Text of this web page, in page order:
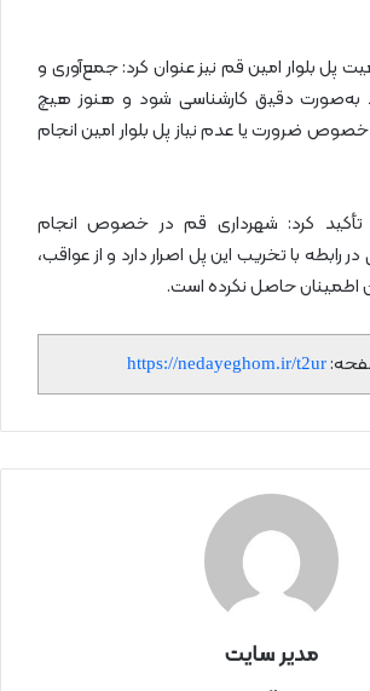
پل بلوار امین قم نیز عنوان کرد: جمع‌آوری و
به‌صورت دقیق کارشناسی شود و هنوز هیچ
خصوص ضرورت یا عدم نیاز پل بلوار امین انجام
تأکید کرد: شهرداری قم در خصوص انجام
رابطه با تخریب این پل اصرار دارد و از عواقب،
اطمینان حاصل نکرده است.
https://nedayeghom.ir/t2ur
مدیر سایت